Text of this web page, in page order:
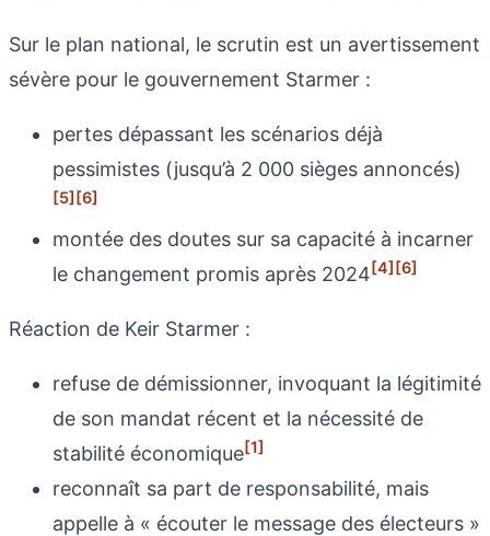
Sur le plan national, le scrutin est un avertissement
sévère pour le gouvernement Starmer :
pertes dépassant les scénarios déjà
pessimistes (jusqu’à 2 000 sièges annoncés)
[5][6]
montée des doutes sur sa capacité à incarner
le changement promis après 2024[4][6]
Réaction de Keir Starmer :
refuse de démissionner, invoquant la légitimité
de son mandat récent et la nécessité de
stabilité économique[1]
reconnaît sa part de responsabilité, mais
appelle à « écouter le message des électeurs »